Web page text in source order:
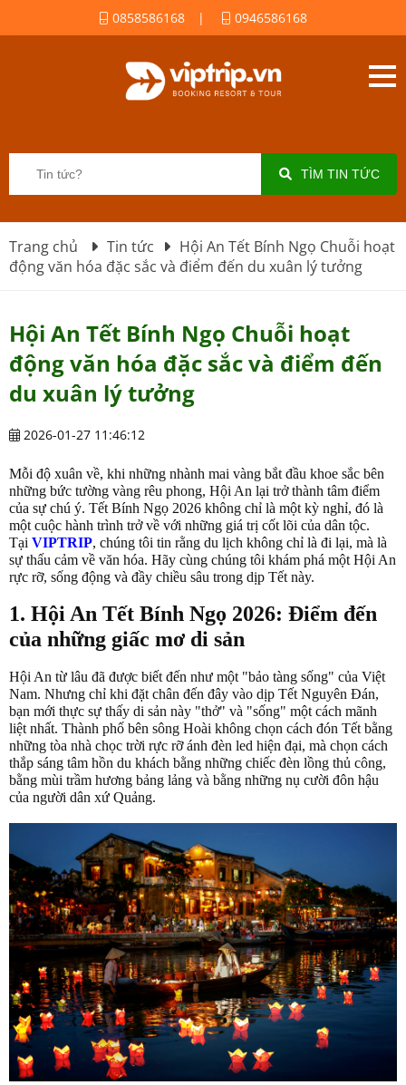
0858586168 | 0946586168
TÌM TIN TỨC
Trang chủ Tin tức
Hội An Tết Bính Ngọ Chuỗi hoạt
động văn hóa đặc sắc và điểm đến du xuân lý tưởng
Hội An Tết Bính Ngọ Chuỗi hoạt
động văn hóa đặc sắc và điểm đến
du xuân lý tưởng
2026-01-27 11:46:12
Mỗi độ xuân về, khi những nhành mai vàng bắt đầu khoe sắc bên
những bức tường vàng rêu phong, Hội An lại trở thành tâm điểm
của sự chú ý. Tết Bính Ngọ 2026 không chỉ là một kỳ nghỉ, đó là
một cuộc hành trình trở về với những giá trị cốt lõi của dân tộc.
Tại VIPTRIP, chúng tôi tin rằng du lịch không chỉ là đi lại, mà là
sự thấu cảm về văn hóa. Hãy cùng chúng tôi khám phá một Hội An
rực rỡ, sống động và đầy chiều sâu trong dịp Tết này.
1. Hội An Tết Bính Ngọ 2026: Điểm đến
của những giấc mơ di sản
Hội An từ lâu đã được biết đến như một "bảo tàng sống" của Việt
Nam. Nhưng chỉ khi đặt chân đến đây vào dịp Tết Nguyên Đán,
bạn mới thực sự thấy di sản này "thở" và "sống" một cách mãnh
liệt nhất. Thành phố bên sông Hoài không chọn cách đón Tết bằng
những tòa nhà chọc trời rực rỡ ánh đèn led hiện đại, mà chọn cách
thắp sáng tâm hồn du khách bằng những chiếc đèn lồng thủ công,
bằng mùi trầm hương bảng lảng và bằng những nụ cười đôn hậu
của người dân xứ Quảng.